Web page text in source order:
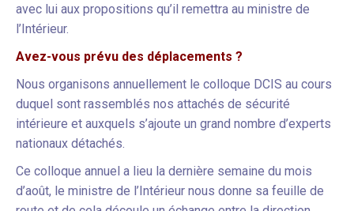
avec lui aux propositions qu’il remettra au ministre de
l’Intérieur.
Avez-vous prévu des déplacements ?
Nous organisons annuellement le colloque DCIS au cours
duquel sont rassemblés nos attachés de sécurité
intérieure et auxquels s’ajoute un grand nombre d’experts
nationaux détachés.
Ce colloque annuel a lieu la dernière semaine du mois
d’août, le ministre de l’Intérieur nous donne sa feuille de